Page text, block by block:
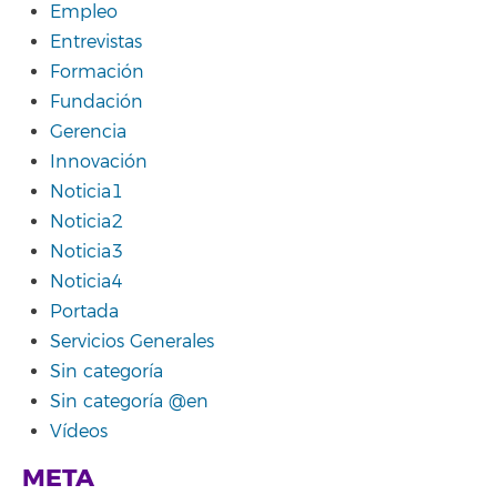
Empleo
Entrevistas
Formación
Fundación
Gerencia
Innovación
Noticia1
Noticia2
Noticia3
Noticia4
Portada
Servicios Generales
Sin categoría
Sin categoría @en
Vídeos
META